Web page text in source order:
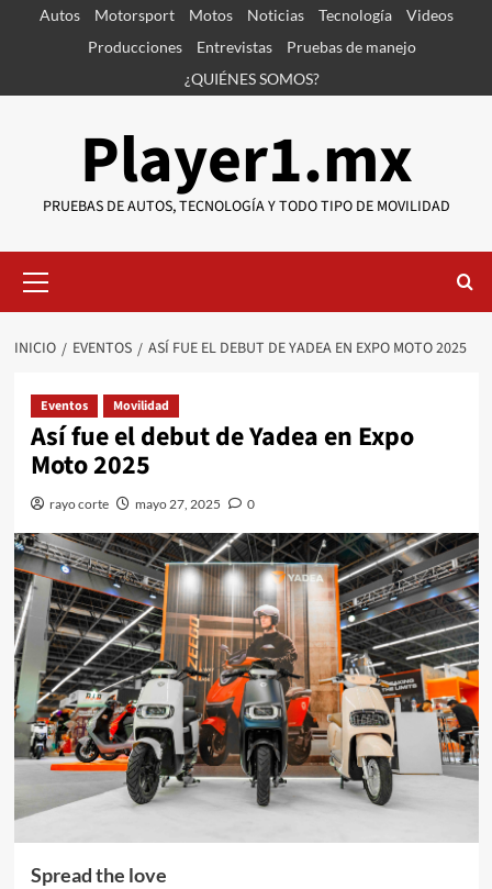
SaltarAutos Motorsport Motos Noticias Tecnología
Videos
Producciones
Entrevistas
Pruebas de manejo
¿QUIÉNES SOMOS?
Player1.mx
PRUEBAS DE AUTOS, TECNOLOGÍA Y TODO TIPO DE MOVILIDAD
primario
INICIO EVENTOS ASÍ FUE EL DEBUT DE YADEA EN EXPO MOTO 2025
Eventos Movilidad
Así fue el debut de Yadea en Expo
Moto 2025
rayo corte mayo 27, 2025 0
Spread the love